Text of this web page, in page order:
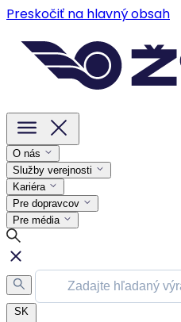
Preskočiť na hlavný obsah
O nás
Služby verejnosti
Kariéra
Pre dopravcov
Pre média
SK